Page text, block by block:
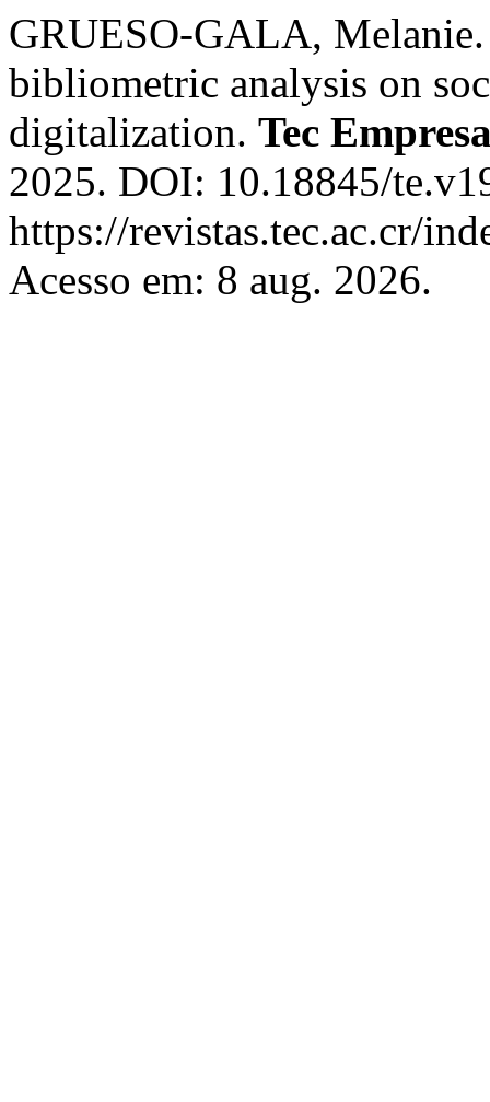
GRUESO-GALA,
bibliometric analysis on
digitalization. Tec
2025. DOI: 10.18845/
https://revistas.tec.ac.cr/
Acesso em: 8 aug. 2026.